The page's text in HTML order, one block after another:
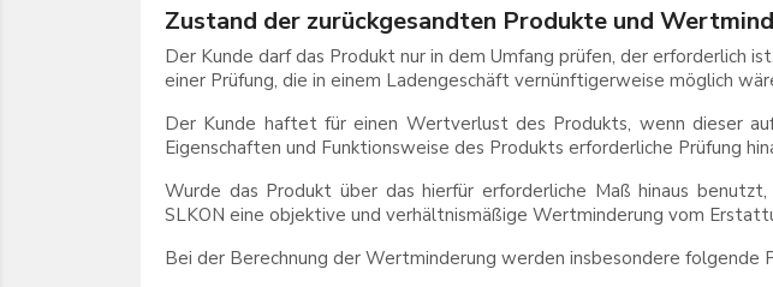
Zustand der zurückgesandten Produkte und
Der Kunde darf das Produkt nur in dem Umfang prüfen, der erforderlich
einer Prüfung, die in einem Ladengeschäft vernünftigerweise möglich
Der Kunde haftet für einen Wertverlust des Produkts, wenn dieser
Eigenschaften und Funktionsweise des Produkts erforderliche Prüfung
Wurde das Produkt über das hierfür erforderliche Maß hinaus
SLKON eine objektive und verhältnismäßige Wertminderung vom
Bei der Berechnung der Wertminderung werden insbesondere folgende